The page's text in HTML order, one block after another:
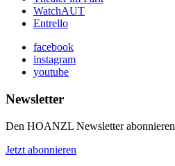
WatchAUT
Entrello
facebook
instagram
youtube
Newsletter
Den HOANZL Newsletter abonnieren
Jetzt abonnieren